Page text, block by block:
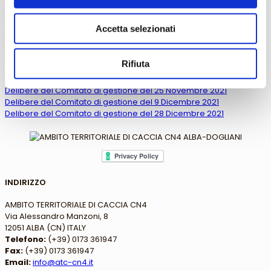
Accetta selezionati
Rifiuta
Delibere del Comitato di gestione del 7 Maggio 2021
Delibere del Comitato di gestione del 16 Giugno 2021
Delibere del Comitato di gestione del 15 Luglio 2021
Delibere del Comitato di gestione del 26 Agosto 2021
Delibere del Comitato di gestione del 5 Novembre 2021
Delibere del Comitato di gestione del 25 Novembre 2021
Delibere del Comitato di gestione del 9 Dicembre 2021
Delibere del Comitato di gestione del 28 Dicembre 2021
INDIRIZZO
AMBITO TERRITORIALE DI CACCIA CN4
Via Alessandro Manzoni, 8
12051 ALBA (CN) ITALY
Telefono: (+39) 0173 361947
Fax: (+39) 0173 361947
Email:info@atc-cn4.it